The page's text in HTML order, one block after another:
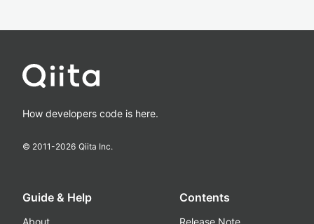
How developers code is here.
© 2011-2026 Qiita Inc.
Guide & Help
About
Contents
Release Note